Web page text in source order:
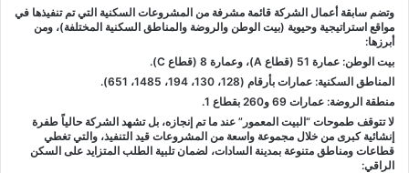
وتضم سابقة أعمال الشركة قائمة مشرفة من المشروعات السكنية التي تم تنفيذها في
مواقع استراتيجية وحيوية (بيت الوطن والروضة والمناطق السكنية المختلفة)، ومن
أبرزها:
بيت الوطن: عمارة 51 (قطاع A)، وعمارة 8 (قطاع C).
المناطق السكنية: عمارات بأرقام (128، 130، 194، 1485، 651).
منطقة الروضة: عمارات 69 و260 بقطاع 1.
لا تتوقف طموحات “البيت المعمور” عند ما تم إنجازه، بل تشهد الشركة حالياً طفرة
إنشائية كبرى من خلال مجموعة واسعة من المشروعات قيد التنفيذ، والتي تغطي
قطاعات ومناطق متنوعة بمدينة السادات، لضمان تلبية الطلب المتزايد على السكن
الراقي: